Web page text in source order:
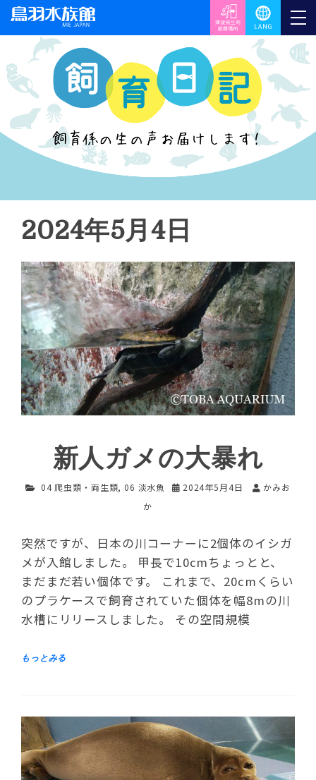
2024年5月4日
新人ガメの大暴れ
04 爬虫類・両生類,06 淡水魚 2024年5月4日
かみお
か
突然ですが、日本の川コーナーに2個体のイシガ
メが入館しました。 甲長で10cmちょっとと、
まだまだ若い個体です。 これまで、20cmくらい
のプラケースで飼育されていた個体を幅8mの川
水槽にリリースしました。 その空間規模